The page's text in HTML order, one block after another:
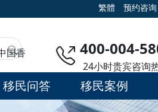
繁體 预约咨询
国香
400-004-
24小时贵宾咨询
移民问答 移民案例